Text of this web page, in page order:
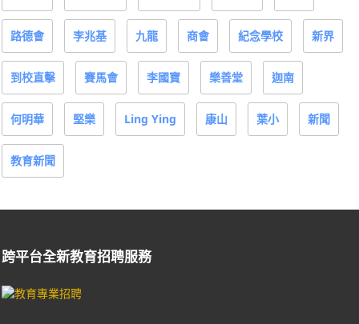
路德會 李兆基 九龍 商會 紀念學校 新界
到校直擊 賽馬會 李國寶 樂善堂 迦南
何明華 堅樂 Ling Ying 康山 葉小 新聞
教育新聞
跨平台全新教育招聘服務